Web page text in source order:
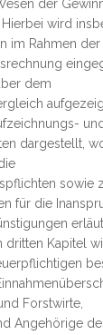
der
Hierbei wird
im Rahmen der
dem
und
dargestellt,
sowie
für die
dritten Kapitel
Forstwirte,
Angehörige